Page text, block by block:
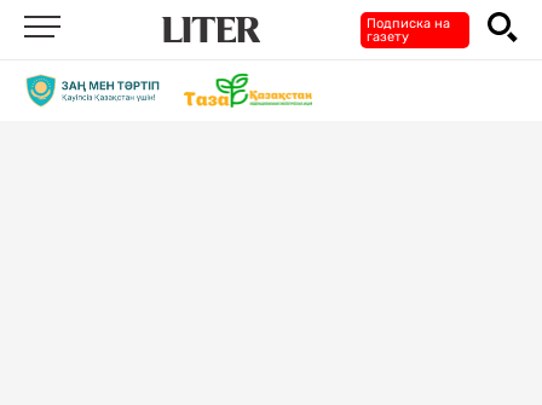
Подписка на
газету